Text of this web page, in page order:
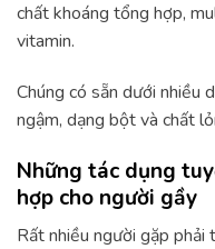
chất khoáng tổng hợp,
vitamin.
Chúng có sẵn dưới nhiều
ngậm, dạng bột và chất
Những tác dụng
hợp cho người gầy
Rất nhiều người gặp phải